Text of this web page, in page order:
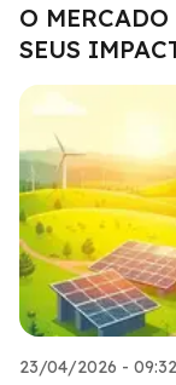
O
SEUS
23/04/2026 - 09:32